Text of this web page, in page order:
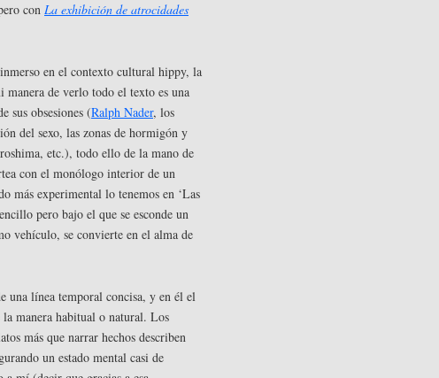
con La exhibición de atrocidades
en el contexto cultural hippy, la
manera de verlo todo el texto es una
sus obsesiones (Ralph Nader, los
del sexo, las zonas de hormigón y
etc.), todo ello de la mano de
con el monólogo interior de un
más experimental lo tenemos en ‘Las
pero bajo el que se esconde un
vehículo, se convierte en el alma de
una línea temporal concisa, y en él el
manera habitual o natural. Los
más que narrar hechos describen
un estado mental casi de